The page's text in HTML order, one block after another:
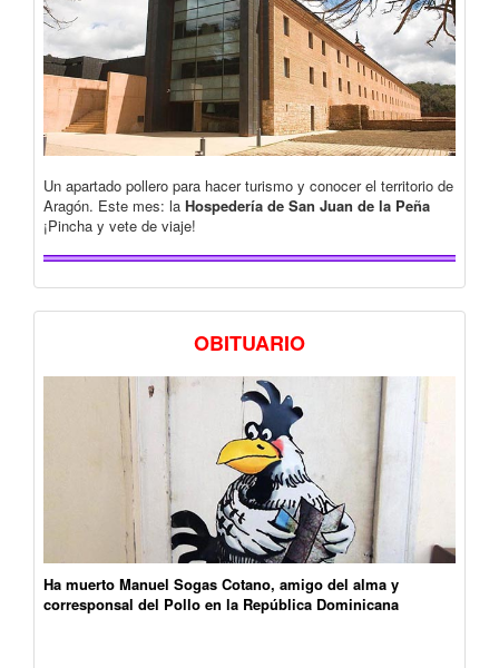
Un apartado pollero para hacer turismo y conocer el territorio de
Aragón. Este mes: la Hospedería de San Juan de la Peña
¡Pincha y vete de viaje!
OBITUARIO
Ha muerto Manuel Sogas Cotano, amigo del alma y
corresponsal del Pollo en la República Dominicana